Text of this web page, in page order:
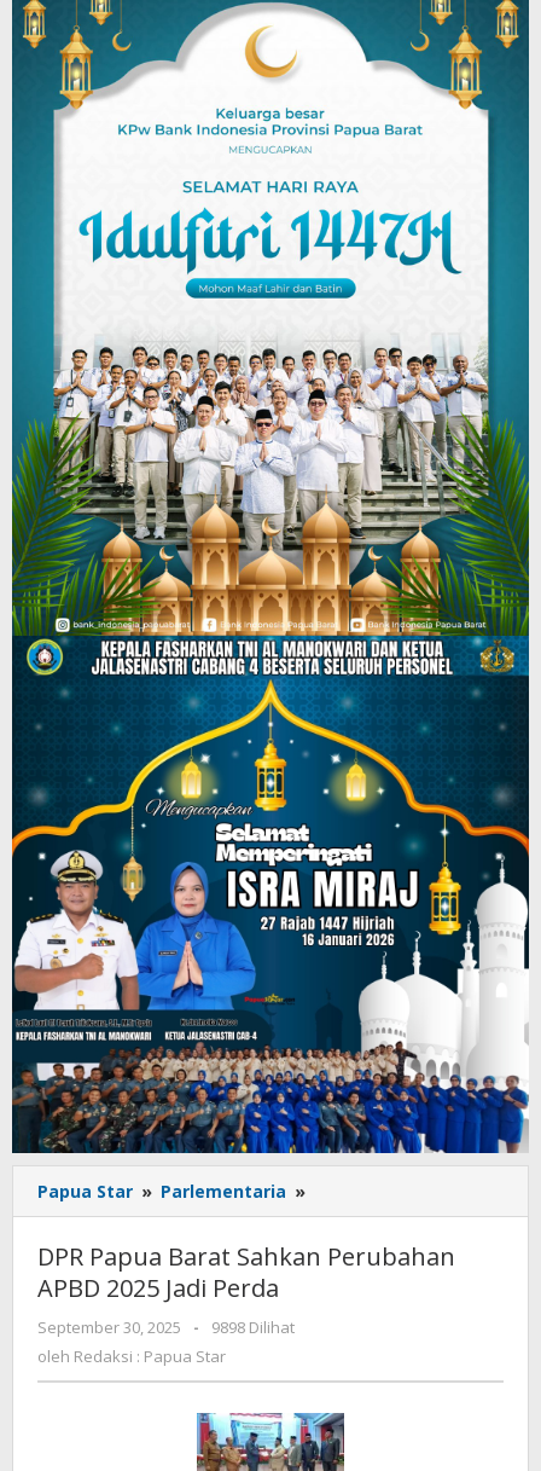
Papua Star » Parlementaria »
Papua
Sahkan
DPR Papua Barat Sahkan Perubahan
APBD 2025 Jadi Perda
September 30, 2025
oleh
Redaksi
Star
-
9898 Dilihat
oleh Redaksi : Papua Star